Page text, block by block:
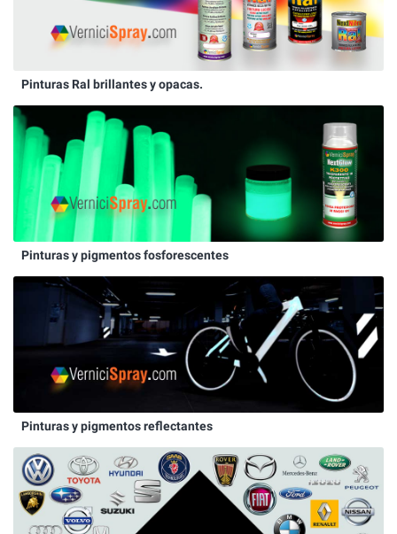
Pinturas Ral brillantes y opacas.
Pinturas y pigmentos fosforescentes
Pinturas y pigmentos reflectantes